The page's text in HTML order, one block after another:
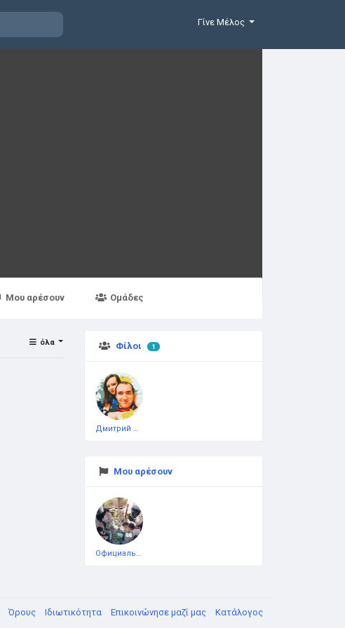
Γίνε Μέλος
Μου αρέσουν Ομάδες
Φίλοι 1
Дмитрий Чеботарёв
Μου αρέσουν
Официальная тестовая страница
όλα
Όρους Ιδιωτικότητα Επικοινώνησε μαζί μας Κατάλογος